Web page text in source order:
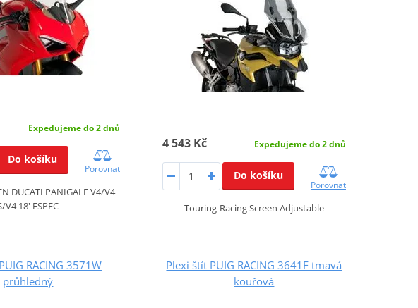
Expedujeme do 2 dnů
Do košíku
Porovnat
DUCATI PANIGALE V4/V4
V4 18' ESPEC
4 543 Kč Expedujeme do 2 dnů
Do košíku
Porovnat
Touring-Racing Screen Adjustable
RACING 3571W
průhledný
Plexi štít PUIG RACING 3641F tmavá
kouřová